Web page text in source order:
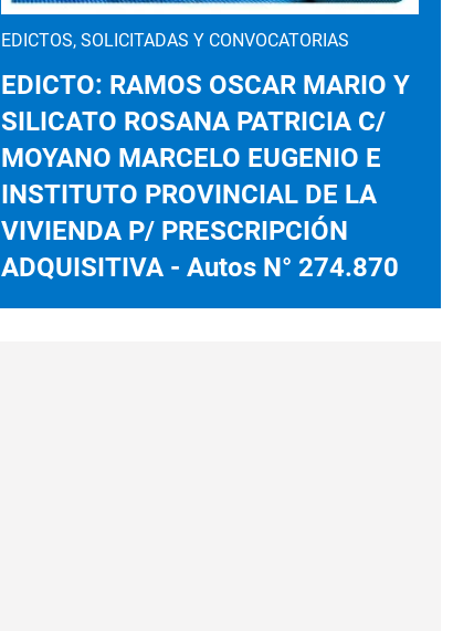
EDICTOS, SOLICITADAS Y CONVOCATORIAS
EDICTO: RAMOS OSCAR MARIO Y
SILICATO ROSANA PATRICIA C/
MOYANO MARCELO EUGENIO E
INSTITUTO PROVINCIAL DE LA
VIVIENDA P/ PRESCRIPCIÓN
ADQUISITIVA - Autos N° 274.870